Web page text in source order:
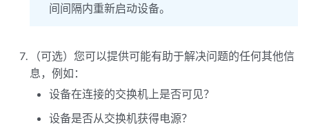
间间隔内重新启动设备。
（可选）您可以提供可能有助于解决问题的任何其他信
息，例如：
设备在连接的交换机上是否可见？
设备是否从交换机获得电源？